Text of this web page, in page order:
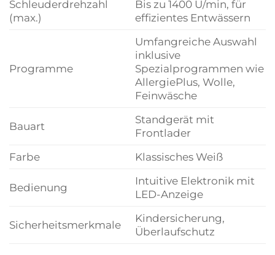
Schleuderdrehzahl
(max.)
Bis zu 1400 U/min, für
effizientes Entwässern
Programme
Umfangreiche Auswahl
inklusive
Spezialprogrammen wie
AllergiePlus, Wolle,
Feinwäsche
Bauart
Standgerät mit
Frontlader
Farbe
Klassisches Weiß
Bedienung
Intuitive Elektronik mit
LED-Anzeige
Sicherheitsmerkmale
Kindersicherung,
Überlaufschutz